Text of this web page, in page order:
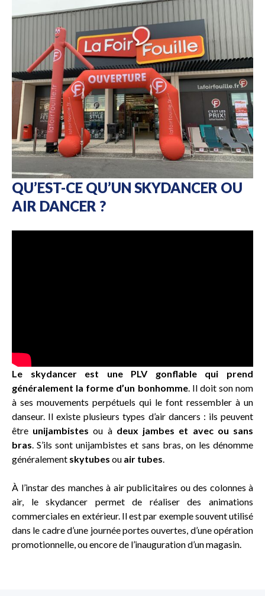
QU’EST-CE QU’UN SKYDANCER OU
AIR DANCER ?
Le skydancer est une PLV gonflable qui prend
généralement la forme d’un bonhomme. Il doit son nom
à ses mouvements perpétuels qui le font ressembler à un
danseur. Il existe plusieurs types d’air dancers : ils peuvent
être unijambistes ou à deux jambes et avec ou sans
bras. S’ils sont unijambistes et sans bras, on les dénomme
généralement skytubes ou air tubes.
À l’instar des manches à air publicitaires ou des colonnes à
air, le skydancer permet de réaliser des animations
commerciales en extérieur. Il est par exemple souvent utilisé
dans le cadre d’une journée portes ouvertes, d’une opération
promotionnelle, ou encore de l’inauguration d’un magasin.